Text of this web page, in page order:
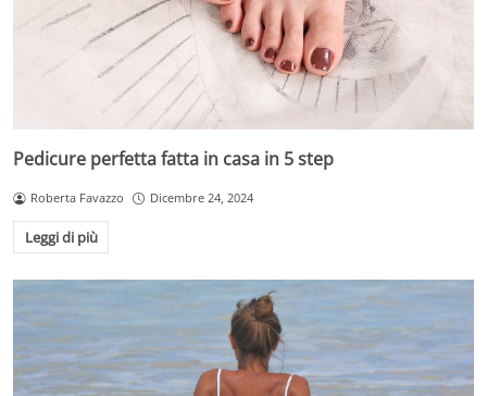
Pedicure perfetta fatta in casa in 5 step
Roberta Favazzo Dicembre 24, 2024
Leggi di più